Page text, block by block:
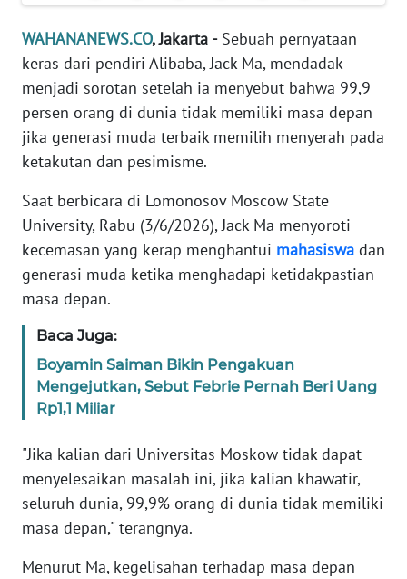
WAHANANEWS.CO, Jakarta -Sebuah pernyataan
keras dari pendiri Alibaba, Jack Ma, mendadak
menjadi sorotan setelah ia menyebut bahwa 99,9
persen orang di dunia tidak memiliki masa depan
jika generasi muda terbaik memilih menyerah pada
ketakutan dan pesimisme.
Saat berbicara di Lomonosov Moscow State
University, Rabu (3/6/2026), Jack Ma menyoroti
kecemasan yang kerap menghantui mahasiswa dan
generasi muda ketika menghadapi ketidakpastian
masa depan.
Baca Juga:
Boyamin Saiman Bikin Pengakuan
Mengejutkan, Sebut Febrie Pernah Beri Uang
Rp1,1 Miliar
"Jika kalian dari Universitas Moskow tidak dapat
menyelesaikan masalah ini, jika kalian khawatir,
seluruh dunia, 99,9% orang di dunia tidak memiliki
masa depan," terangnya.
Menurut Ma, kegelisahan terhadap masa depan
Informasi
INDEKS
BERITA
KONTAK
KAMI
IKLAN
TENTANG
MEDIA
REDAKSI
KARIR
DISCLAIMER
News